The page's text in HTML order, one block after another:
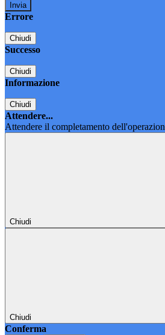
Errore
Chiudi
Successo
Chiudi
Informazione
Chiudi
Attendere...
Attendere il completamento
Chiudi
Chiudi
Conferma